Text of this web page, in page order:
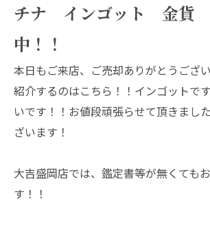
チナ インゴット 金貨
中！！
本日もご来店、ご売却ありがとうござ
紹介するのはこちら！！インゴットで
いです！！お値段頑張らせて頂きまし
ざいます！
大吉盛岡店では、鑑定書等が無くても
す！！